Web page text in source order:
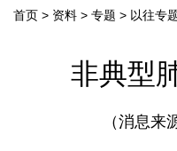
首页 > 资料 > 专题 > 以往专
非典型
（消息来